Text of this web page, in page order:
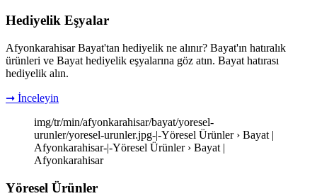
Hediyelik Eşyalar
Afyonkarahisar Bayat'tan hediyelik ne alınır? Bayat'ın hatıralık
ürünleri ve Bayat hediyelik eşyalarına göz atın. Bayat hatırası
hediyelik alın.
➞ İnceleyin
img/tr/min/afyonkarahisar/bayat/yoresel-
urunler/yoresel-urunler.jpg-|-Yöresel Ürünler › Bayat |
Afyonkarahisar-|-Yöresel Ürünler › Bayat |
Afyonkarahisar
Yöresel Ürünler